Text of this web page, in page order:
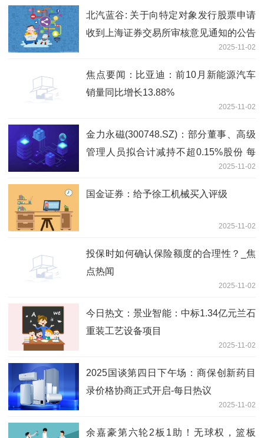
北汽蓝谷: 关于向特定对象发行股票申请
收到上海证券交易所审核意见通知的公告
2025-11-02
焦点要闻：比亚迪：前10月新能源汽车
销量同比增长13.88%
2025-11-02
金力永磁(300748.SZ)：部分董事、高级
管理人员拟合计减持不超0.15%股份 每
2025-11-02
国金证券：给予徐工机械买入评级
2025-11-02
投保时如何确认保险额度的合理性？_焦
点热闻
2025-11-02
今日热文：景业智能：中标1.34亿元兰石
重装工艺设备项目
2025-11-02
2025国谈第四日下午场：商保创新药目
录价格协商正式开启-每日热议
2025-11-02
余嘉豪第六轮2板1助！无球权，篮板